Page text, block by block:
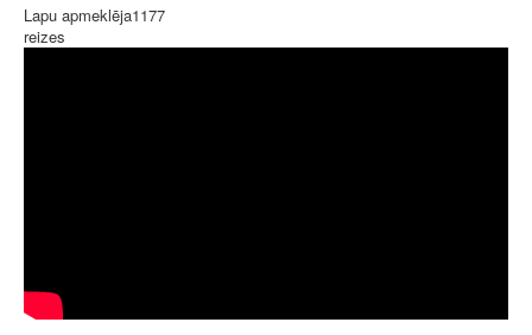
Lapu apmeklēja1177
reizes